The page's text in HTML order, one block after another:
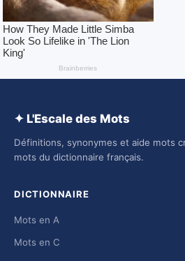
✦ L'Escale des Mots
Définitions, synonymes et aide mots
mots du dictionnaire français.
DICTIONNAIRE
Mots en A
Mots en C